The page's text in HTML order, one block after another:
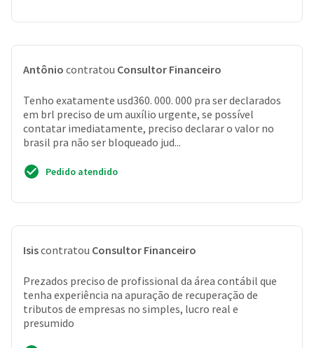
Antônio contratou Consultor Financeiro
Tenho exatamente usd360. 000. 000 pra ser declarados
em brl preciso de um auxílio urgente, se possível
contatar imediatamente, preciso declarar o valor no
brasil pra não ser bloqueado jud...
Pedido atendido
Isiscontratou Consultor Financeiro
Prezados preciso de profissional da área contábil que
tenha experiência na apuração de recuperação de
tributos de empresas no simples, lucro real e
presumido